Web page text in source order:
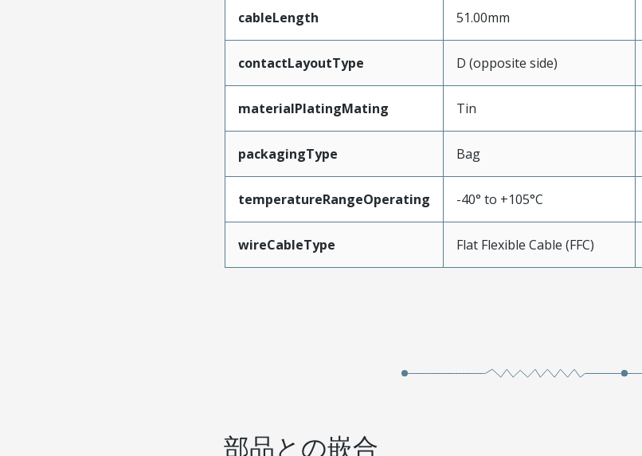
cableLength 51.00mm
contactLayoutType D (opposite side)
materialPlatingMating Tin
packagingType Bag
temperatureRangeOperating -40° to +105°C
wireCableType Flat Flexible Cable (FFC)
部品との嵌合